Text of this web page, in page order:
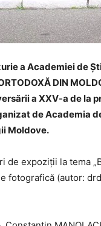
a Academiei de
DIN
a XXV-a de
de Academia
Moldove.
de expoziţii la tema
fotografică (autor: